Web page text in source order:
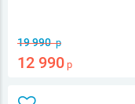
19 990р
12 990 р